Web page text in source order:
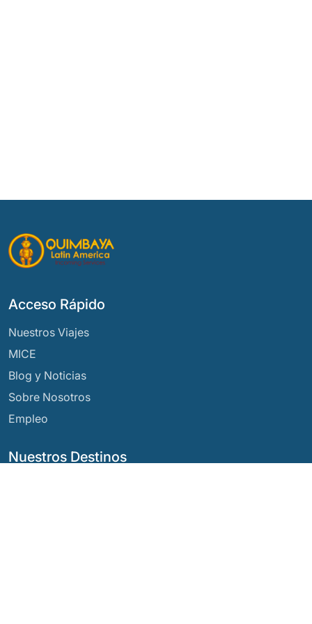
Nuestros Destinos
Acceso Rápido
Nuestros Viajes
MICE
Blog y Noticias
Sobre Nosotros
Empleo